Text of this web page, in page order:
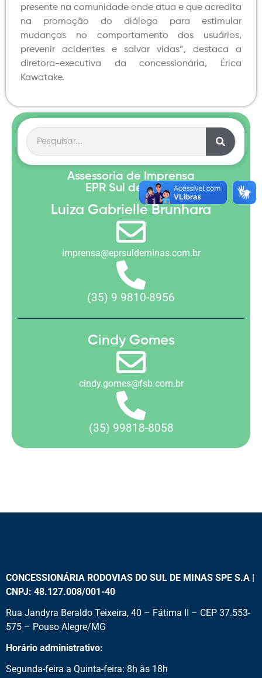
Assessoria de Imprensa
EPR Sul de Minas
Luiza Gabrielle Brunhara
imprensa@eprsuldeminas.com.br
(35) 9 9810-8956
Cindy Gomes
cindy.gomes@fsb.com.br
(35) 99818-8058
presente na comunidade onde atua e que acredita
na promoção do diálogo para estimular
mudanças no comportamento dos usuários,
prevenir acidentes e salvar vidas”, destaca a
diretora-executiva da concessionária, Érica
Kawatake.
CONCESSIONÁRIA RODOVIAS DO SUL DE MINAS SPE S.A |
CNPJ: 48.127.008/001-40
Rua Jandyra Beraldo Teixeira, 40 – Fátima II – CEP 37.553-
575 – Pouso Alegre/MG
Horário administrativo:
Segunda-feira a Quinta-feira: 8h às 18h